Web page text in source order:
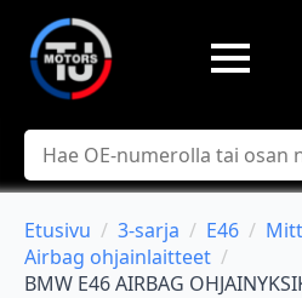
Hae
Etusivu 3-sarja E46
Airbag ohjainlaitteet
BMW E46 AIRBAG